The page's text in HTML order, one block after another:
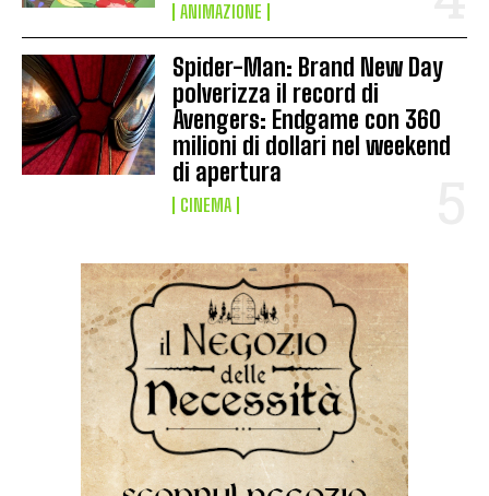
ANIMAZIONE
Spider-Man: Brand New Day
polverizza il record di
Avengers: Endgame con 360
milioni di dollari nel weekend
di apertura
CINEMA